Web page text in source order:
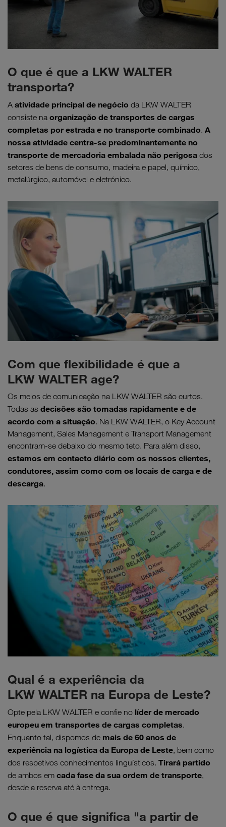
O que é que a LKW WALTER
transporta?
A atividade principal de negócio da LKW WALTER
consiste na organização de transportes de cargas
completas por estrada e no transporte combinado. A
nossa atividade centra-se predominantemente no
transporte de mercadoria embalada não perigosa dos
setores de bens de consumo, madeira e papel, químico,
metalúrgico, automóvel e eletrónico.
Com que flexibilidade é que a
LKW WALTER age?
Os meios de comunicação na LKW WALTER são curtos.
Todas as decisões são tomadas rapidamente e de
acordo com a situação. Na LKW WALTER, o Key Account
Management, Sales Management e Transport Management
encontram-se debaixo do mesmo teto. Para além disso,
estamos em contacto diário com os nossos clientes,
condutores, assim como com os locais de carga e de
descarga.
Qual é a experiência da
LKW WALTER na Europa de Leste?
Opte pela LKW WALTER e confie no líder de mercado
europeu em transportes de cargas completas.
Enquanto tal, dispomos de mais de 60 anos de
experiência na logística da Europa de Leste, bem como
dos respetivos conhecimentos linguísticos. Tirará partido
de ambos em cada fase da sua ordem de transporte,
desde a reserva até à entrega.
O que é que significa "a partir de